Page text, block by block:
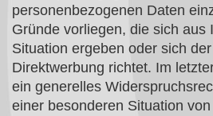
personenbezogenen Daten
Gründe vorliegen, die sich aus
Situation ergeben oder sich
Direktwerbung richtet. Im
ein generelles
einer besonderen Situation